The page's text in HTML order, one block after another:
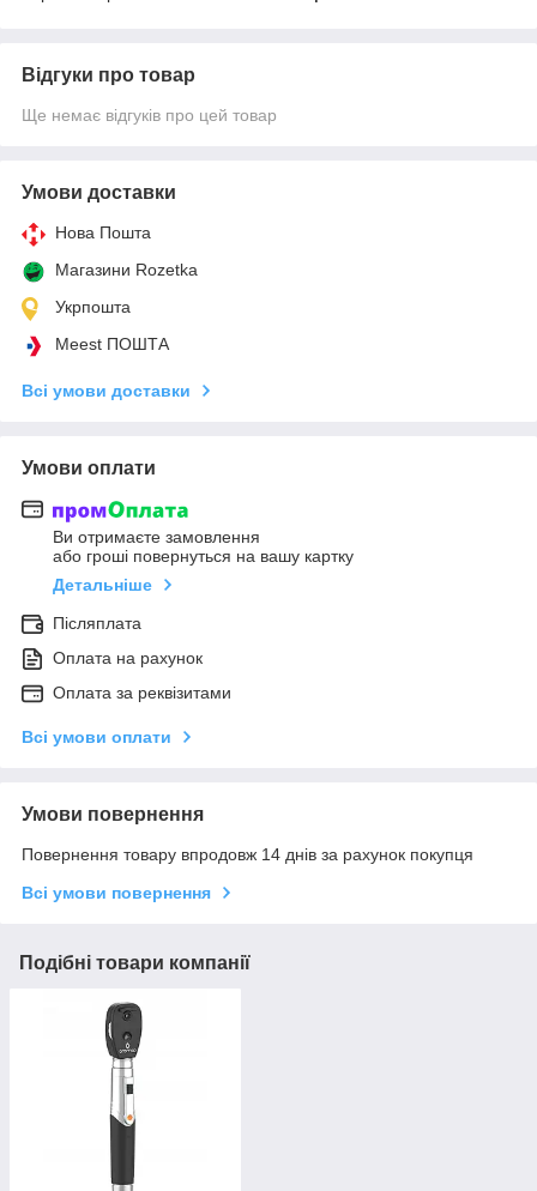
Відгуки про товар
Ще немає відгуків про цей товар
Умови доставки
Нова Пошта
Магазини Rozetka
Укрпошта
Meest ПОШТА
Всі умови доставки
Умови оплати
Ви отримаєте замовлення
або гроші повернуться на вашу картку
Детальніше
Післяплата
Оплата на рахунок
Оплата за реквізитами
Всі умови оплати
Умови повернення
Повернення товару впродовж 14 днів за рахунок покупця
Всі умови повернення
Подібні товари компанії